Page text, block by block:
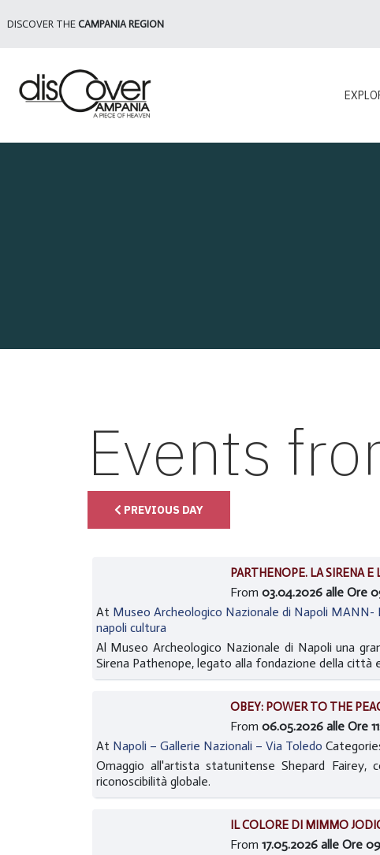
DISCOVER THE CAMPANIA REGION
Events
PREVIOUS DAY
PARTHENOPE. LA SIRENA E
From 03.04.2026 alle Ore
At Museo Archeologico Nazionale di Napoli MANN-
napoli cultura
Al Museo Archeologico Nazionale di Napoli una
Sirena Pathenope, legato alla fondazione della città
OBEY: POWER TO THE
From 06.05.2026 alle Ore
At Napoli – Gallerie Nazionali – Via Toledo
Omaggio all'artista statunitense Shepard
riconoscibilità globale.
IL COLORE DI MIMMO
From 17.05.2026 alle Ore